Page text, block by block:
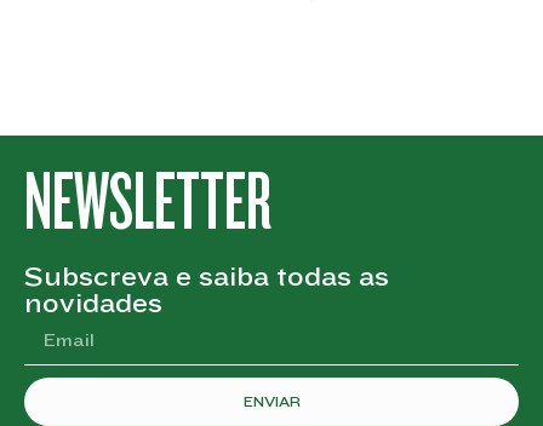
NEWSLETTER
Subscreva e saiba todas as
novidades
ENVIAR